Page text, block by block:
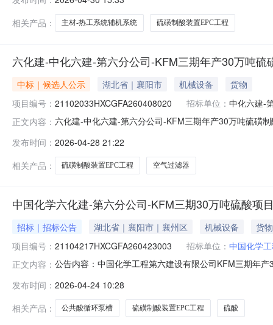
国化学工程第六建设有限公司KFM三期年产30万吨硫磺
材
相关产品：
主材-热工系统辅机系统 硫磺制酸装置EPC工程
六化建-中化六建-第六分公司-KFM三期年产30万吨
中标｜候选人公示 湖北省｜襄阳市 机械设备
货物
项目编号： 21102033HXCGFA260408020 招标单位： 中化六建-
正文内容： 六化建-中化六建-第六分公司-KFM三期年产30万吨硫磺
30万吨硫磺制酸装置EPC工程-设备-空气过滤器采购2.成
发布时间： 2026-04-28 21:22
相关产品：
硫磺制酸装置EPC工程 空气过滤器
中国化学六化建-第六分公司-KFM三期30万吨硫酸项
招标｜招标公告 湖北省｜襄阳市｜襄州区 机械设备
货物
项目编号： 21104217HXCGFA260423003 招标单位： 中国化学
正文内容： 公告内容：中国化学工程第六建设有限公司KFM三期年
三期30万吨硫酸项目-设备-公共酸循环泵槽采购已具备
发布时间： 2026-04-24 10:28
相关产品：
公共酸循环泵槽 硫磺制酸装置EPC工程 硫酸